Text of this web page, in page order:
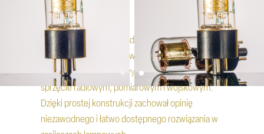
napięcia 150 V,
należący do tej samej rodziny co VR150 i SG4S.
Produkowany od lat 60. w zakładach
przemysłowych ZSRR, wykorzystywany był w
sprzęcie radiowym, pomiarowym i wojskowym.
Dzięki prostej konstrukcji zachował opinię
niezawodnego i łatwo dostępnego rozwiązania w